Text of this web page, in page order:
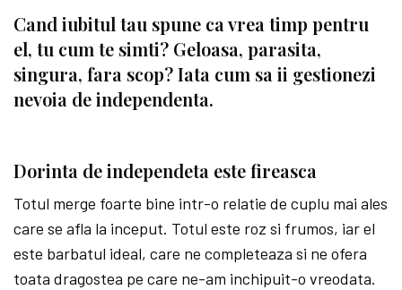
Cand iubitul tau spune ca vrea timp pentru
el, tu cum te simti? Geloasa, parasita,
singura, fara scop? Iata cum sa ii gestionezi
nevoia de independenta.
Dorinta de independeta este fireasca
Totul merge foarte bine intr-o relatie de cuplu mai ales
care se afla la inceput. Totul este roz si frumos, iar el
este barbatul ideal, care ne completeaza si ne ofera
toata dragostea pe care ne-am inchipuit-o vreodata.